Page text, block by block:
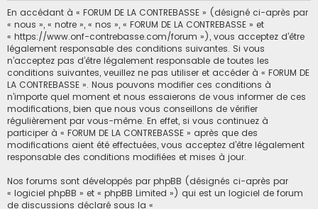
c
e
r
En accédant à « FORUM DE LA CONTREBASSE » (désigné ci-après par
« nous », « notre », « nos », « FORUM DE LA CONTREBASSE » et
« https://www.onf-contrebasse.com/forum »), vous acceptez d’être
légalement responsable des conditions suivantes. Si vous
n’acceptez pas d’être légalement responsable de toutes les
conditions suivantes, veuillez ne pas utiliser et accéder à « FORUM DE
LA CONTREBASSE ». Nous pouvons modifier ces conditions à
n’importe quel moment et nous essaierons de vous informer de ces
modifications, bien que nous vous conseillons de vérifier
régulièrement par vous-même. En effet, si vous continuez à
participer à « FORUM DE LA CONTREBASSE » après que des
modifications aient été effectuées, vous acceptez d’être légalement
responsable des conditions modifiées et mises à jour.
Nos forums sont développés par phpBB (désignés ci-après par
« logiciel phpBB » et « phpBB Limited ») qui est un logiciel de forum
de discussions déclaré sous la «